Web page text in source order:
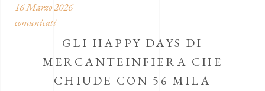
16 Marzo 2026
comunicati
GLI HAPPY DAYS DI
MERCANTEINFIERA CHE
CHIUDE CON 56 MILA